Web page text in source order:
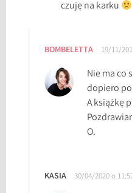
czuję na karku
BOMBELETTA 19/11/
Nie ma co
dopiero
A książkę
O.
KASIA 30/04/2020 o